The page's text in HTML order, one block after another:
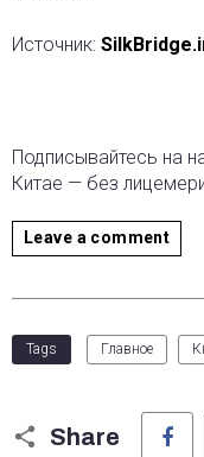
Источник:
Подписывайтесь на
Китае — без
Leave a comment
Tags Главное
Share